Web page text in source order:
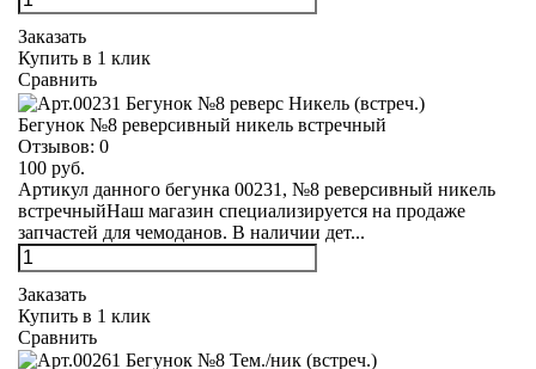
Заказать
Купить в 1 клик
Сравнить
Бегунок №8 реверсивный никель встречный
Отзывов: 0
100 руб.
Артикул данного бегунка 00231, №8 реверсивный никель
встречныйНаш магазин специализируется на продаже
запчастей для чемоданов. В наличии дет...
Заказать
Купить в 1 клик
Сравнить